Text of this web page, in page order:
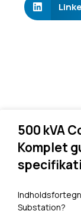
500 kVA
Komplet
Substation?